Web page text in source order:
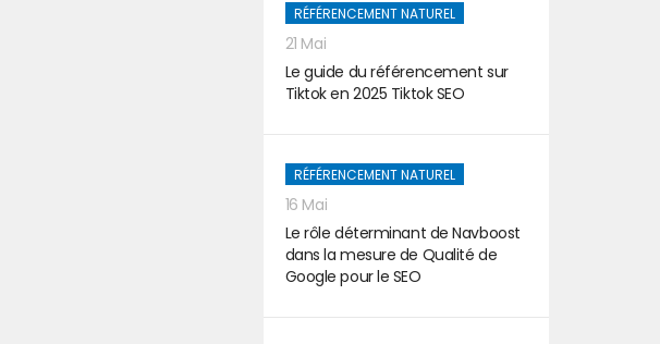
RÉFÉRENCEMENT NATUREL
21 Mai
Le guide du référencement sur
Tiktok en 2025 Tiktok SEO
RÉFÉRENCEMENT NATUREL
16 Mai
Le rôle déterminant de Navboost
dans la mesure de Qualité de
Google pour le SEO